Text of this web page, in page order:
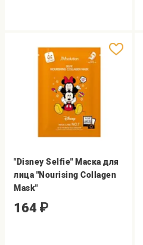
"Disney Selfie" Маска для
лица "Nourising Collagen
Mask"
164 ₽